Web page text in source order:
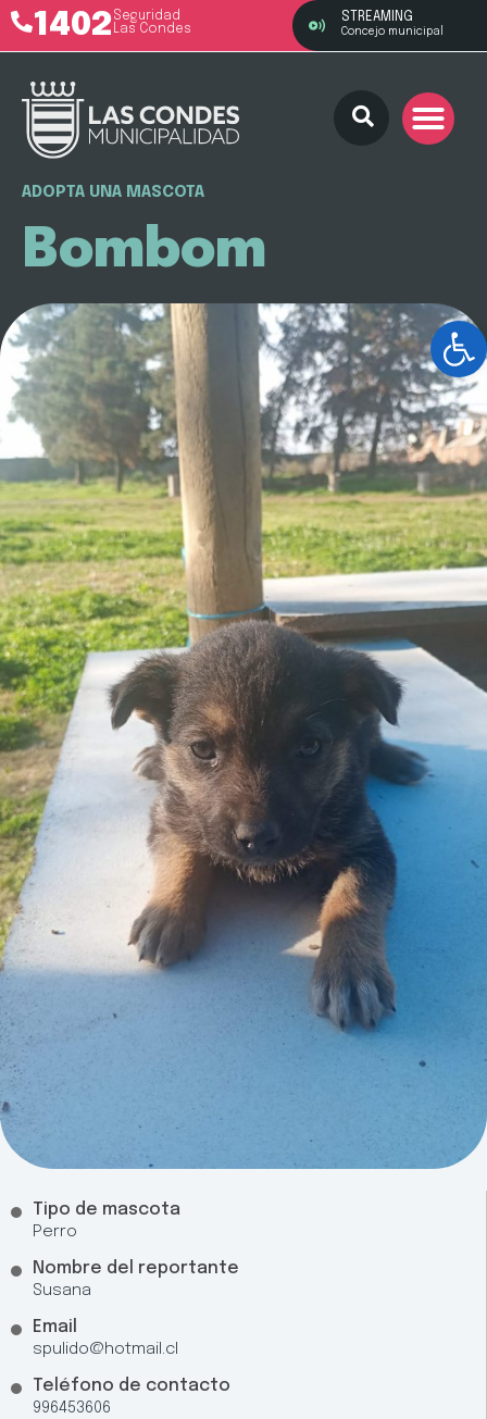
1402 Seguridad
Las Condes
STREAMING
Concejo municipal
ADOPTA UNA MASCOTA
Bombom
Tipo de mascota
Perro
Nombre del reportante
Susana
Email
spulido@hotmail.cl
Teléfono de contacto
996453606